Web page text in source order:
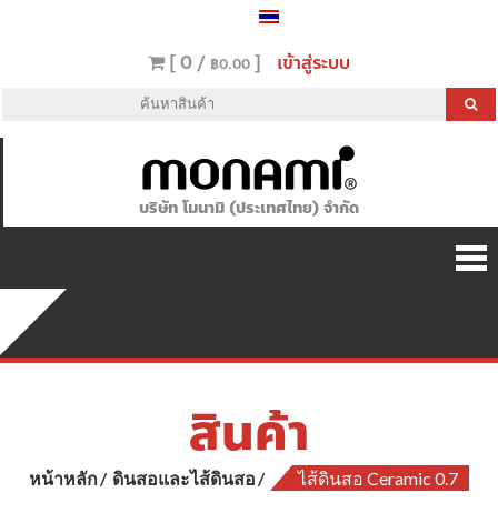
[ 0 / ฿0.00 ] เข้าสู่ระบบ
บริษัท โมนามิ (ประเทศไทย) จำกัด
สินค้า
หน้าหลัก ดินสอและไส้ดินสอ ไส้ดินสอ Ceramic 0.7